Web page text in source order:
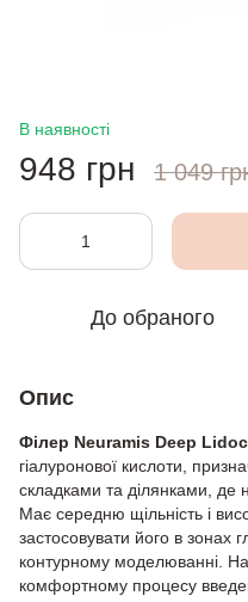
В наявності
948 грн 1 049
До обраного
Опис
Філер Neuramis Deep
гіалуронової кислоти,
складками та ділянками, де
Має середню щільність і
застосовувати його в зонах
контурному моделюванні.
комфортному процесу